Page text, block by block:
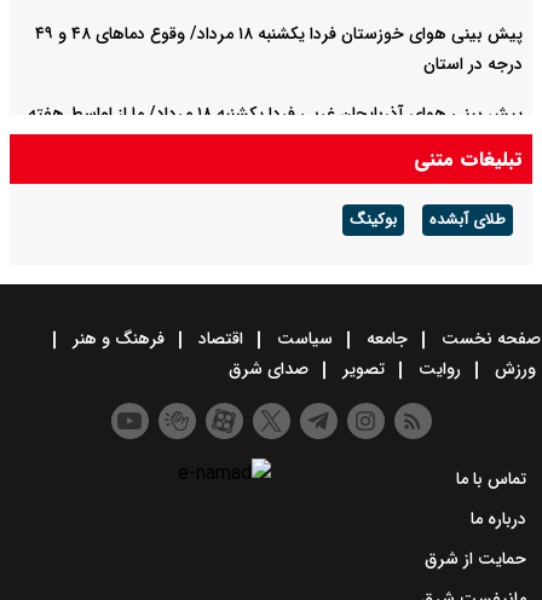
پیش بینی هوای خوزستان فردا یکشنبه ۱۸ مرداد/ وقوع دما‌های ۴۸ و ۴۹
درجه در استان
پیش بینی هوای آذربایجان غربی فردا یکشنبه ۱۸ مرداد/ ما از اواسط هفته
ارتفاعات
تبلیغات متنی
طلای آبشده بوکینگ
صفحه نخست جامعه سیاست اقتصاد
فرهنگ و هنر
ورزش
روایت تصویر صدای شرق
تماس با ما
درباره ما
حمایت از شرق